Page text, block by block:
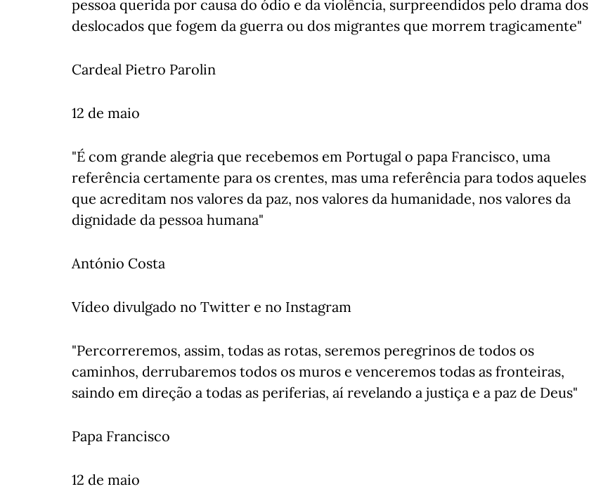
pessoa querida por causa do ódio e da violência, surpreendidos pelo drama dos
deslocados que fogem da guerra ou dos migrantes que morrem tragicamente"
Cardeal Pietro Parolin
12 de maio
"É com grande alegria que recebemos em Portugal o papa Francisco, uma
referência certamente para os crentes, mas uma referência para todos aqueles
que acreditam nos valores da paz, nos valores da humanidade, nos valores da
dignidade da pessoa humana"
António Costa
Vídeo divulgado no Twitter e no Instagram
"Percorreremos, assim, todas as rotas, seremos peregrinos de todos os
caminhos, derrubaremos todos os muros e venceremos todas as fronteiras,
saindo em direção a todas as periferias, aí revelando a justiça e a paz de Deus"
Papa Francisco
12 de maio